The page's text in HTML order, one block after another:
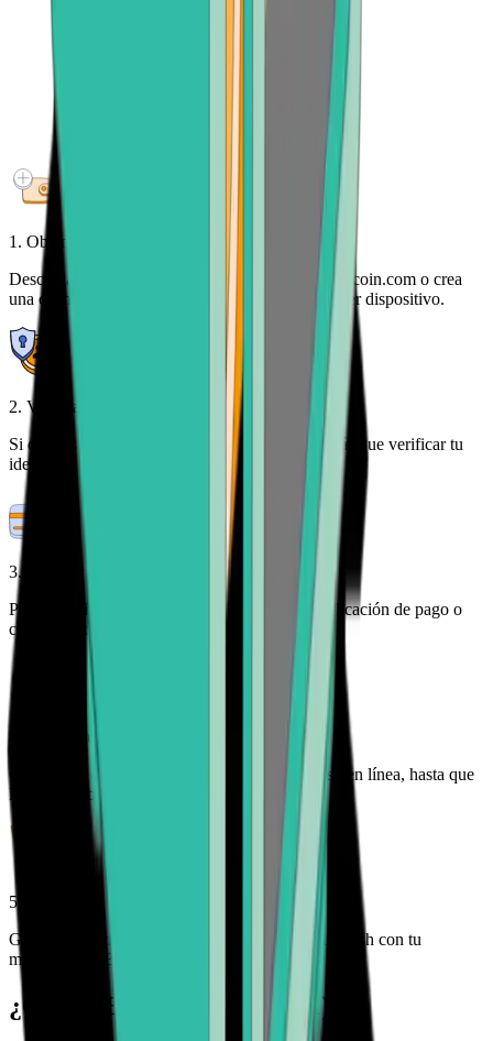
1. Obtén tu billetera gratis
Descarga la aplicación móvil de la billetera de Bitcoin.com o crea
una cuenta para acceder a tu cripto desde cualquier dispositivo.
2. Verifica tu identidad
Si quieres más de 100$ en criptomonedas, tendrás que verificar tu
identidad. Hacemos que el proceso sea sencillo.
3. Realizar el pago
Paga tus Bitcoin Cash con tarjeta de crédito, aplicación de pago o
cuenta bancaria
4. Rastrea tu pedido
Controle el estado de su pedido de Bitcoin Cash en línea, hasta que
llegue a su billetera
5. Disfruta de tu libertad
Gasta, comercia, gestiona y protege tus Bitcoin Cash con tu
monedero de Bitcoin.com
¿Qué es Bitcoin Cash (BCH)?